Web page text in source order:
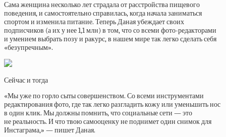
Сама женщина несколько лет страдала от расстройства пищевого
поведения, и самостоятельно справилась, когда начала заниматься
спортом и изменила питание. Теперь Даная убеждает своих
подписчиков (а их у нее 1,1 млн) в том, что со всеми фото-редакторами
и умением выбрать позу и ракурс, в нашем мире так легко сделать себя
«безупречным».
Сейчас и тогда
«Мы уже по горло сыты совершенством. Со всеми инструментами
редактирования фото, где так легко разгладить кожу или уменьшить нос
в один клик. Мы должны помнить, что социальные сети — это
не реальность. И что твою самооценку не поднимет один снимок для
Инстаграма,» — пишет Даная.